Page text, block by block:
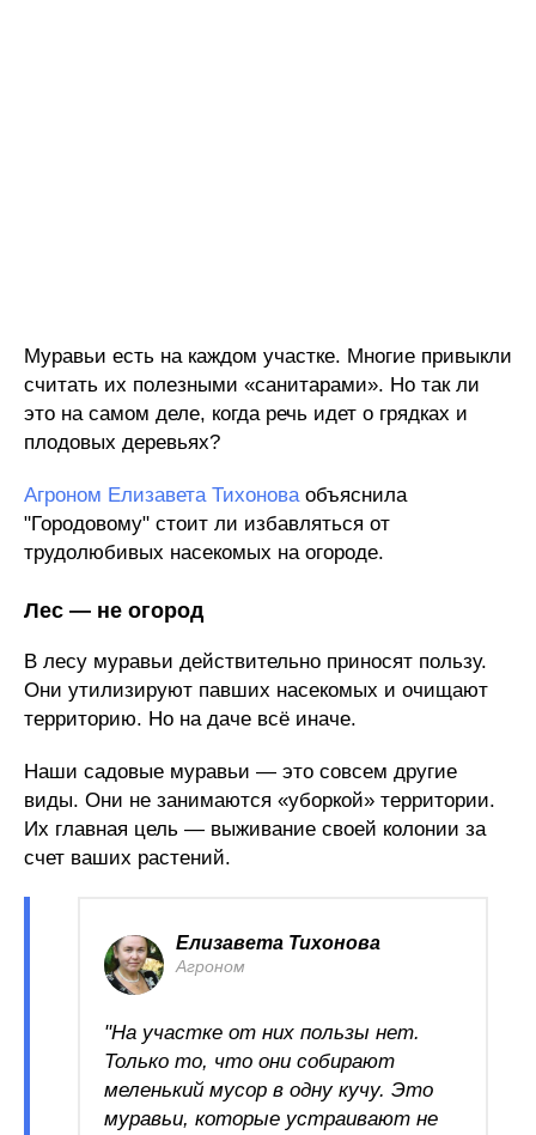
Муравьи есть на каждом участке. Многие привыкли
считать их полезными «санитарами». Но так ли
это на самом деле, когда речь идет о грядках и
плодовых деревьях?
Агроном Елизавета Тихоноваобъяснила
"Городовому" стоит ли избавляться от
трудолюбивых насекомых на огороде.
Лес — не огород
В лесу муравьи действительно приносят пользу.
Они утилизируют павших насекомых и очищают
территорию. Но на даче всё иначе.
Наши садовые муравьи — это совсем другие
виды. Они не занимаются «уборкой» территории.
Их главная цель — выживание своей колонии за
счет ваших растений.
Елизавета Тихонова
Агроном
"На участке от них пользы нет.
Только то, что они собирают
меленький мусор в одну кучу. Это
муравьи, которые устраивают не